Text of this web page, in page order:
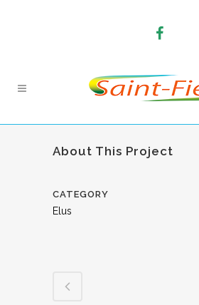
About This Project
CATEGORY
Elus